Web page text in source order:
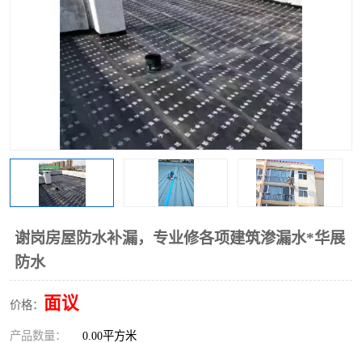
谢岗房屋防水补漏，专业修各项建筑渗漏水*华展
防水
价格： 面议
产品数量： 0.00平方米